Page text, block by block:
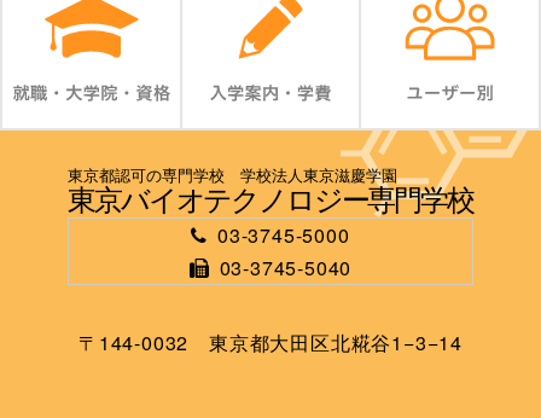
東京都認可の専門学校 学校法人東京滋慶学園
東京バイオテクノロジー専門学校
03-3745-5000
03-3745-5040
〒144-0032 東京都大田区北糀谷1−3−14